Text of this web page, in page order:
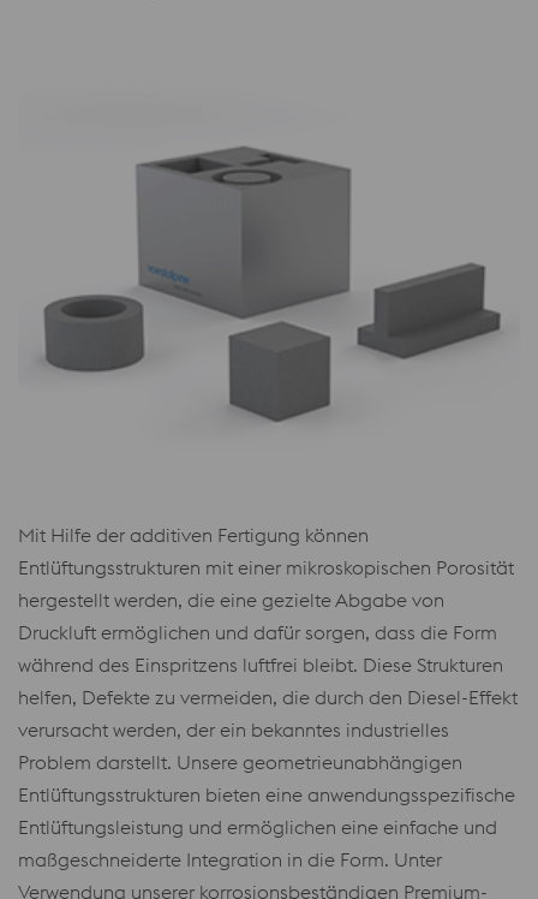
Mit Hilfe der additiven Fertigung können
Entlüftungsstrukturen mit einer mikroskopischen Porosität
hergestellt werden, die eine gezielte Abgabe von
Druckluft ermöglichen und dafür sorgen, dass die Form
während des Einspritzens luftfrei bleibt. Diese Strukturen
helfen, Defekte zu vermeiden, die durch den Diesel-Effekt
verursacht werden, der ein bekanntes industrielles
Problem darstellt. Unsere geometrieunabhängigen
Entlüftungsstrukturen bieten eine anwendungsspezifische
Entlüftungsleistung und ermöglichen eine einfache und
maßgeschneiderte Integration in die Form. Unter
Verwendung unserer korrosionsbeständigen Premium-